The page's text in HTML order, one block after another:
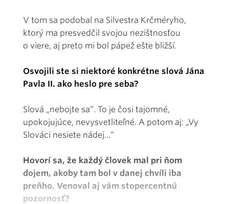
V tom sa podobal na Silvestra Krčméryho,
ktorý ma presvedčil svojou nezištnosťou
o viere, aj preto mi bol pápež ešte bližší.
Osvojili ste si niektoré konkrétne slová Jána
Pavla II. ako heslo pre seba?
Slová „nebojte sa“. To je čosi tajomné,
upokojujúce, nevysvetliteľné. A potom aj: „Vy
Slováci nesiete nádej...“
Hovorí sa, že každý človek mal pri ňom
dojem, akoby tam bol v danej chvíli iba
preňho. Venoval aj vám stopercentnú
pozornosť?